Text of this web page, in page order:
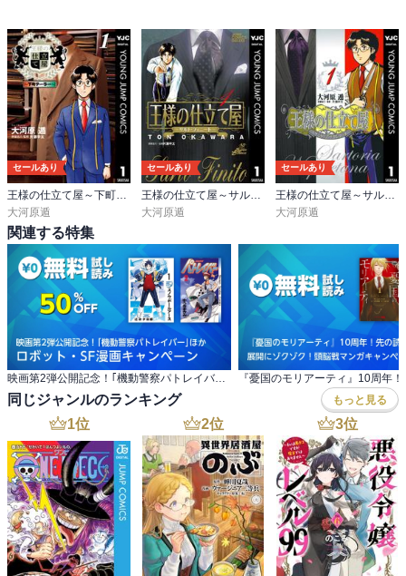
セールあり
大河原遁
セールあり
大河原遁
セールあり
大河原遁
関連する特集
映画第2弾公開記念！｢機動警察パトレイバー｣ほか ロボット・SF漫画キャンペーン
同じジャンルのランキング もっと見る
1位 2位 3位